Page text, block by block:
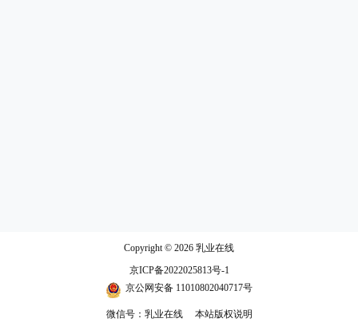
Copyright © 2026 乳业在线
京ICP备2022025813号-1
京公网安备 11010802040717号
微信号：乳业在线 本站版权说明